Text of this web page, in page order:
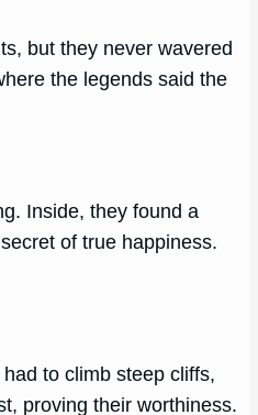
but they never wavered
the legends said the
Inside, they found a
of true happiness.
to climb steep cliffs,
proving their worthiness.